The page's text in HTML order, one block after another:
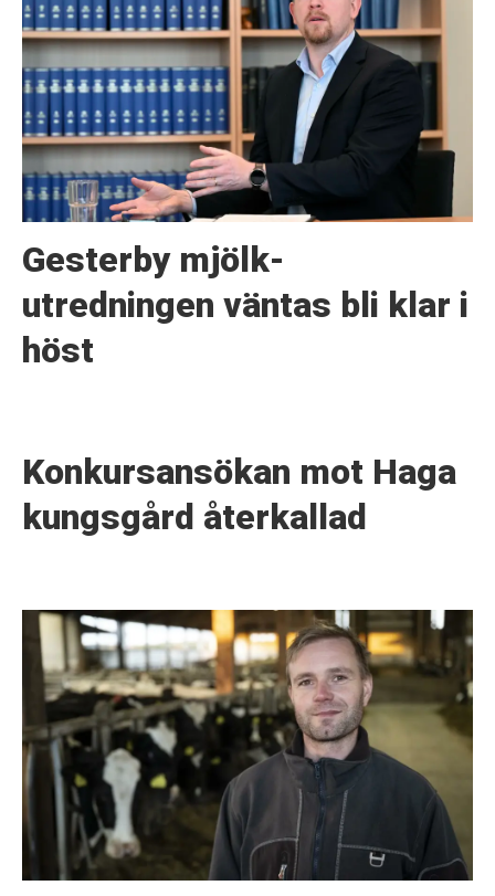
Gesterby mjölk-
utredningen väntas bli klar i
höst
Konkursansökan mot Haga
kungsgård återkallad